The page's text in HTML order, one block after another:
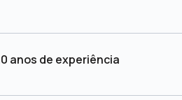
anos de experiência